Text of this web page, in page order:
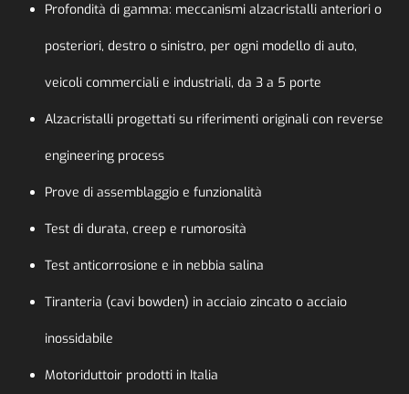
Profondità di gamma: meccanismi alzacristalli anteriori o
posteriori, destro o sinistro, per ogni modello di auto,
veicoli commerciali e industriali, da 3 a 5 porte
Alzacristalli progettati su riferimenti originali con reverse
engineering process
Prove di assemblaggio e funzionalità
Test di durata, creep e rumorosità
Test anticorrosione e in nebbia salina
Tiranteria (cavi bowden) in acciaio zincato o acciaio
inossidabile
Motoriduttoir prodotti in Italia